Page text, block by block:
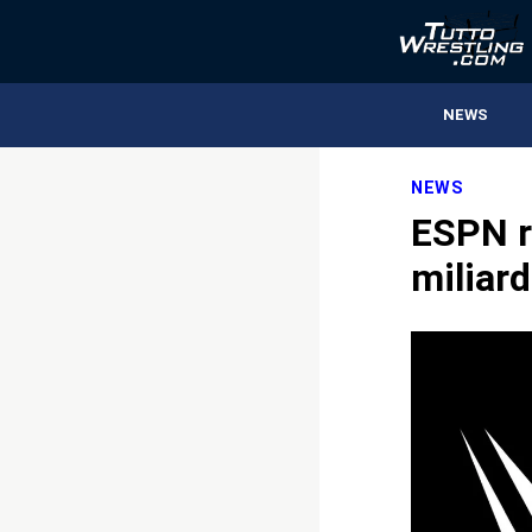
NEWS
NEWS
ESPN